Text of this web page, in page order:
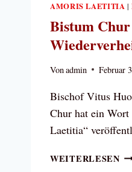
ZU
AMORIS LAETITIA |
Bistum
Vonadmin Februar
Bischof Vitus
Chur hat ein
Laetitia“
WEITERLESEN